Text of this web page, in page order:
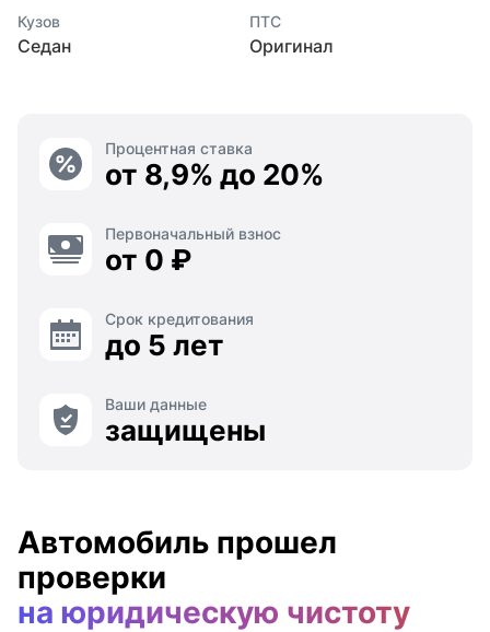
Кузов
Седан
ПТС
Оригинал
Процентная ставка
от 8,9% до 20%
Первоначальный взнос
от 0 ₽
Срок кредитования
до 5 лет
Ваши данные
защищены
Автомобиль прошел
проверки
на юридическую чистоту